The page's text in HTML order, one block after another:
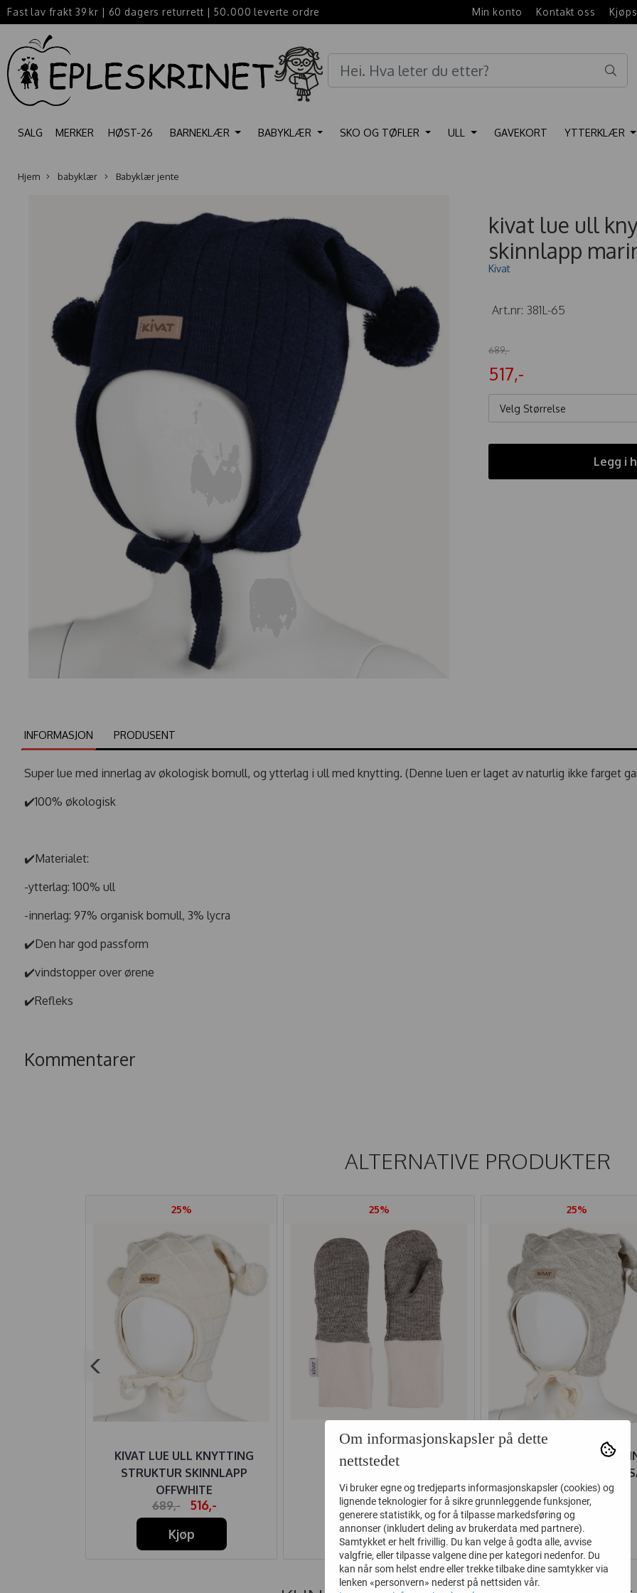
Fast lav frakt 39 kr | 60 dagers returrett | 50.000 leverte ordre Min konto Kontakt oss
SALG MERKER HØST-26 BARNEKLÆR BABYKLÆR SKO OG TØFLER ULL GAVEKORT YTTERKLÆR
Hjem babyklær Babyklær jente
kivat lue ull
skinnlapp
Kivat
Art.nr: 381L-65
689,-
517,-
Velg Størrelse
Legg i
INFORMASJON PRODUSENT
Super lue med innerlag av økologisk bomull, og ytterlag i ull med knytting. (Denne luen er laget av naturlig ikke farget
✔️100% økologisk
✔️Materialet:
-ytterlag: 100% ull
-innerlag: 97% organisk bomull, 3% lycra
✔️Den har god passform
✔️vindstopper over ørene
✔️Refleks
Kommentarer
ALTERNATIVE PRODUKTER
25%
KIVAT LUE ULL KNYTTING
STRUKTUR SKINNLAPP
OFFWHITE
689,-
516,-
Kjøp
25%
KIVAT VOTTER ULL
319,-
239,-
Kjøp
25%
KIVAT LUE ULL
STRUKTUR SKINNLAPP
UFARGET
689,-
516,-
Kjøp
Om informasjonskapsler på dette
nettstedet
Vi bruker egne og tredjeparts informasjonskapsler (cookies) og
lignende teknologier for å sikre grunnleggende funksjoner,
generere statistikk, og for å tilpasse markedsføring og
annonser (inkludert deling av brukerdata med partnere).
Samtykket er helt frivillig. Du kan velge å godta alle, avvise
valgfrie, eller tilpasse valgene dine per kategori nedenfor. Du
kan når som helst endre eller trekke tilbake dine samtykker via
lenken «personvern» nederst på nettsiden vår.